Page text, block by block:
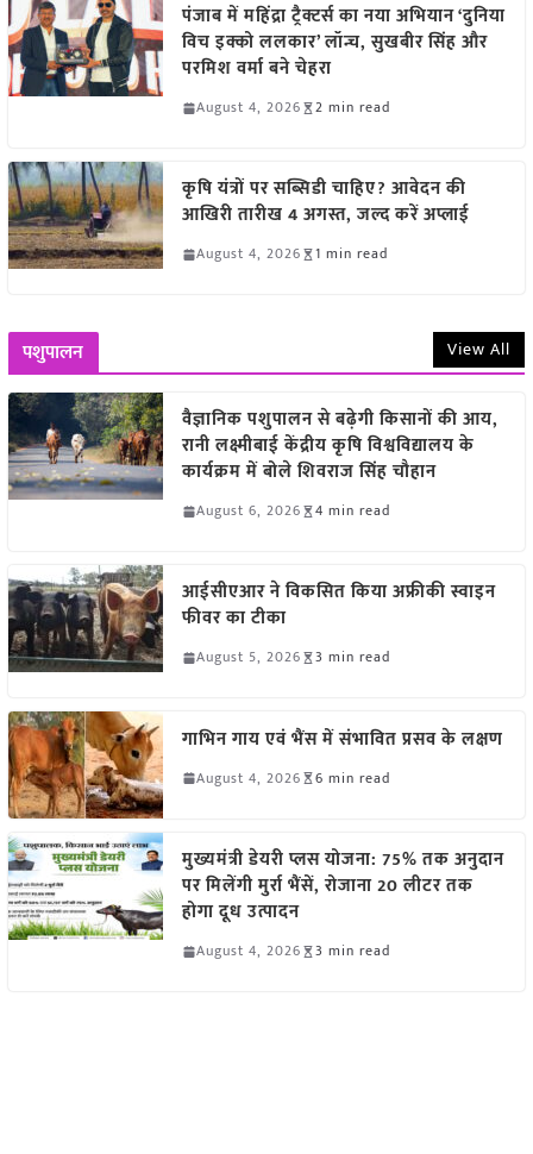
पंजाब में महिंद्रा ट्रैक्टर्स का नया अभियान ‘दुनिया
विच इक्को ललकार’ लॉन्च, सुखबीर सिंह और
परमिश वर्मा बने चेहरा
August 4, 2026 2 min read
कृषि यंत्रों पर सब्सिडी चाहिए? आवेदन की
आखिरी तारीख 4 अगस्त, जल्द करें अप्लाई
August 4, 2026 1 min read
पशुपालन View All
वैज्ञानिक पशुपालन से बढ़ेगी किसानों की आय,
रानी लक्ष्मीबाई केंद्रीय कृषि विश्वविद्यालय के
कार्यक्रम में बोले शिवराज सिंह चौहान
August 6, 2026 4 min read
आईसीएआर ने विकसित किया अफ्रीकी स्वाइन
फीवर का टीका
August 5, 2026 3 min read
गाभिन गाय एवं भैंस में संभावित प्रसव के लक्षण
August 4, 2026 6 min read
मुख्यमंत्री डेयरी प्लस योजना: 75% तक अनुदान
पर मिलेंगी मुर्रा भैंसें, रोजाना 20 लीटर तक
होगा दूध उत्पादन
August 4, 2026 3 min read